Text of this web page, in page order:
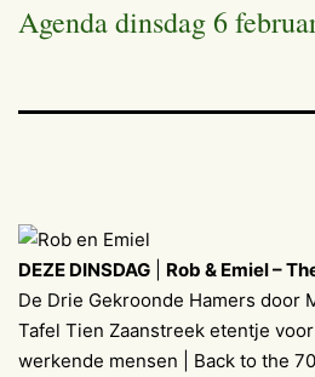
Agenda dinsdag 6
DEZE DINSDAG Rob & Emiel –
De Drie Gekroonde Hamers door
Tafel Tien Zaanstreek etentje
werkende mensen | Back to the